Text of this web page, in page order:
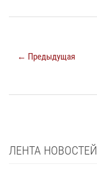
← Предыдущая
ЛЕНТА НОВОСТЕЙ